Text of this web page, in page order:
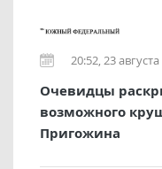
20:52, 23
Очевидцы
возможного
Пригожина